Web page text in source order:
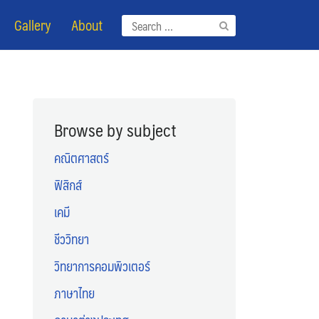
Search
for:
Gallery About
Browse by subject
คณิตศาสตร์
ฟิสิกส์
เคมี
ชีววิทยา
วิทยาการคอมพิวเตอร์
ภาษาไทย